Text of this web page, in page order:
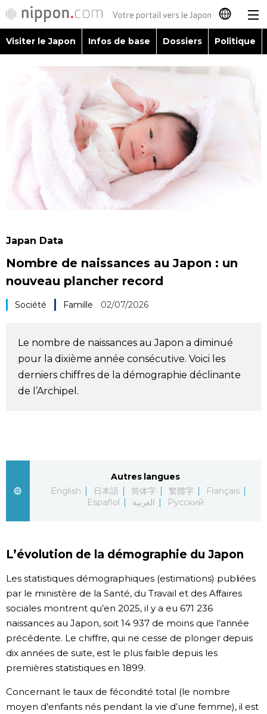
日本語
English
简体字
繁體字
Español
Visiter le Japon
Infos de base
Dossiers
Société
Gastronomie
Le japonais
Séries
Personnages
Chroniques
Images
Vidéos
Tokyo
Visiter le Japon Infos de base Dossiers Politique
Japan Data
Nombre de naissances au Japon : un
nouveau plancher record
Société Famille 02/07/2026
Le nombre de naissances au Japon a diminué
pour la dixième année consécutive. Voici les
derniers chiffres de la démographie déclinante
de l’Archipel.
Autres langues
English
日本語 简体字 繁體字
Français
Español
العربية Русский
L’évolution de la démographie du Japon
Les statistiques démographiques (estimations) publiées
par le ministère de la Santé, du Travail et des Affaires
sociales montrent qu’en 2025, il y a eu 671 236
naissances au Japon, soit 14 937 de moins que l’année
précédente. Le chiffre, qui ne cesse de plonger depuis
dix années de suite, est le plus faible depuis les
premières statistiques en 1899.
Concernant le taux de fécondité total (le nombre
moyen d’enfants nés pendant la vie d’une femme), il est